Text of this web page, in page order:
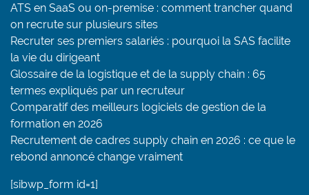
ATS en SaaS ou on-premise : comment trancher quand
on recrute sur plusieurs sites
Recruter ses premiers salariés : pourquoi la SAS facilite
la vie du dirigeant
Glossaire de la logistique et de la supply chain : 65
termes expliqués par un recruteur
Comparatif des meilleurs logiciels de gestion de la
formation en 2026
Recrutement de cadres supply chain en 2026 : ce que le
rebond annoncé change vraiment
[sibwp_form id=1]